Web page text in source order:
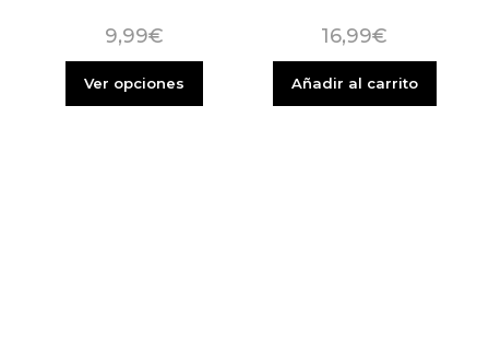
9,99€
Ver opciones
16,99€
Añadir al carrito